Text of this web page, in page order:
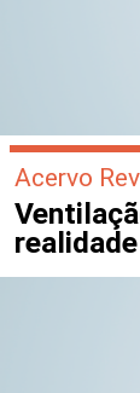
Acervo
realidade